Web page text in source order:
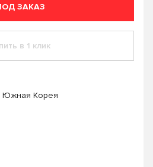
ЗАКАЗ
в 1 клик
Южная Корея